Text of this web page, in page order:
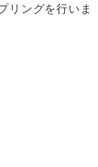
リングを行いま